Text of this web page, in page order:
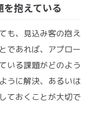
抱えている
も、見込み客の抱え
であれば、アプロー
いる課題がどのよう
うに解決、あるいは
ておくことが大切で